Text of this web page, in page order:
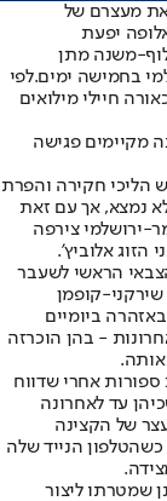
את מעצרם של
יפעת
משנה מתן
בחמישה ימים.לפי
חיילי מילואים
מקיימים פגישה
הליכי חקירה והפרת
נמצא, אך עם זאת
ירושלמי צירפה
הזוג אלוביץ'.
הראשי לשעבר
שירקני-קופמן
ביומיים
- בהן הוכרזה
אותה.
אחרי שדווח
עד לאחרונה
של הקצינה
הנייד שלה
שמטרתו ליצור